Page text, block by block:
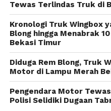
Kecalakaan tersebut
dari arah Kranji menuju
karena posisi truk
menutup badan jalan.
sistem rekayasa lalu
mengurai kemacetan.
Petugas kepolisian juga
Tewas Terlindas Truk di
Kronologi Truk Wingbox
Blong hingga Menabrak
Bekasi Timur
Diduga Rem Blong, Truk
Motor di Lampu Merah
Pengendara Motor
Polisi Selidiki Dugaan